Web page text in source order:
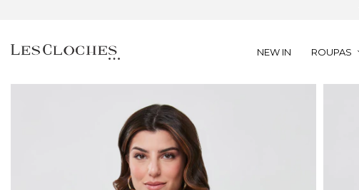
NEW IN ROUPAS